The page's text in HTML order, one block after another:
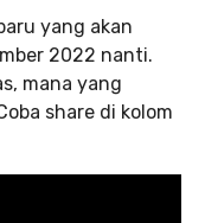
yang akan
2022 nanti.
mana yang
share di kolom